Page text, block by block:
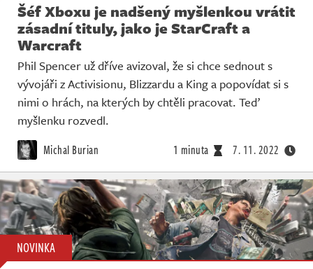
Šéf Xboxu je nadšený myšlenkou vrátit
zásadní tituly, jako je StarCraft a
Warcraft
Phil Spencer už dříve avizoval, že si chce sednout s
vývojáři z Activisionu, Blizzardu a King a popovídat si s
nimi o hrách, na kterých by chtěli pracovat. Teď
myšlenku rozvedl.
Michal Burian 1 minuta 7. 11. 2022
NOVINKA